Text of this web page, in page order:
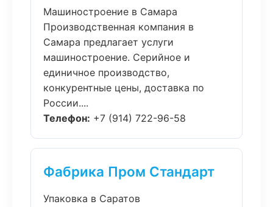
Машиностроение в Самара
Производственная компания в
Самара предлагает услуги
машиностроение. Серийное и
единичное производство,
конкурентные цены, доставка по
России....
Телефон: +7 (914) 722-96-58
Фабрика Пром Стандарт
Упаковка в Саратов